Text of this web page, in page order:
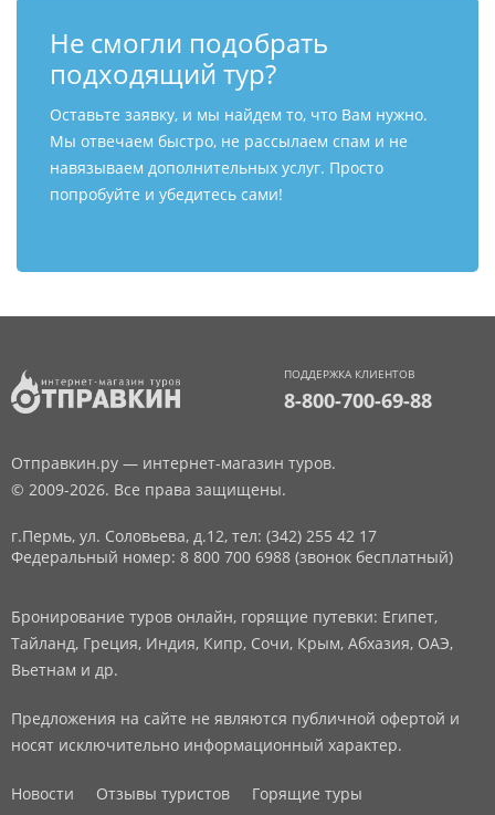
Не смогли подобрать
подходящий тур?
Оставьте заявку, и мы найдем то, что Вам нужно.
Мы отвечаем быстро, не рассылаем спам и не
навязываем дополнительных услуг. Просто
попробуйте и убедитесь сами!
ПОДДЕРЖКА КЛИЕНТОВ
8-800-700-69-88
Отправкин.ру — интернет-магазин туров.
© 2009-2026. Все права защищены.
г.Пермь, ул. Соловьева, д.12, тел: (342) 255 42 17
Федеральный номер: 8 800 700 6988 (звонок бесплатный)
Бронирование туров онлайн, горящие путевки: Египет,
Тайланд, Греция, Индия, Кипр, Сочи, Крым, Абхазия, ОАЭ,
Вьетнам и др.
Предложения на сайте не являются публичной офертой и
носят исключительно информационный характер.
Новости Отзывы туристов
Горящие туры